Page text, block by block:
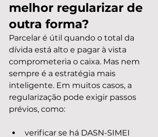
melhor regularizar de
outra forma?
Parcelar é útil quando o total da
dívida está alto e pagar à vista
comprometeria o caixa. Mas nem
sempre é a estratégia mais
inteligente. Em muitos casos, a
regularização pode exigir passos
prévios, como:
verificar se há DASN-SIMEI